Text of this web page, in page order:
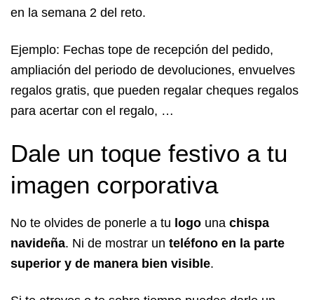
en la semana 2 del reto.
Ejemplo: Fechas tope de recepción del pedido,
ampliación del periodo de devoluciones, envuelves
regalos gratis, que pueden regalar cheques regalos
para acertar con el regalo, …
Dale un toque festivo a tu
imagen corporativa
No te olvides de ponerle a tu logo una chispa
navideña. Ni de mostrar un teléfono en la parte
superior y de manera bien visible.